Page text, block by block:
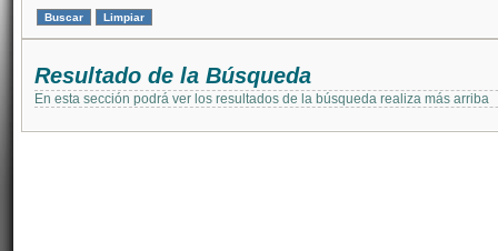
Resultado de la Búsqueda
En esta sección podrá ver los resultados de la búsqueda realiza más arriba